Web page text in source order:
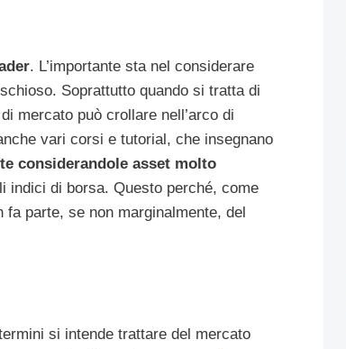
. L’importante sta nel considerare
Soprattutto quando si tratta di
mercato può crollare nell’arco di
vari corsi e tutorial, che insegnano
considerandole asset molto
indici di borsa. Questo perché, come
parte, se non marginalmente, del
si intende trattare del mercato